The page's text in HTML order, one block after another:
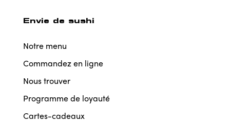
Envie de sushi
Notre menu
Commandez en ligne
Nous trouver
Programme de loyauté
Cartes-cadeaux